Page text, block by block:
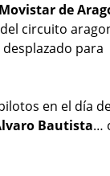
de
circuito
para
en el día
Bautista…